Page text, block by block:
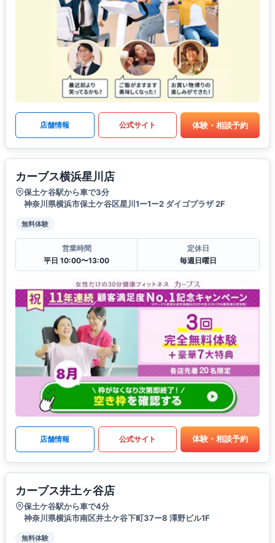
店舗情報 公式サイト 体験・相談予約
カーブス横浜星川店
保土ケ谷駅から車で3分
神奈川県横浜市保土ケ谷区星川1ー1ー2 ダイゴプラザ 2F
無料体験
営業時間
平日 10:00〜13:00
定休日
毎週日曜日
店舗情報 公式サイト 体験・相談予約
カーブス井土ヶ谷店
保土ケ谷駅から車で4分
神奈川県横浜市南区井土ケ谷下町37ー8 澤野ビル1F
無料体験